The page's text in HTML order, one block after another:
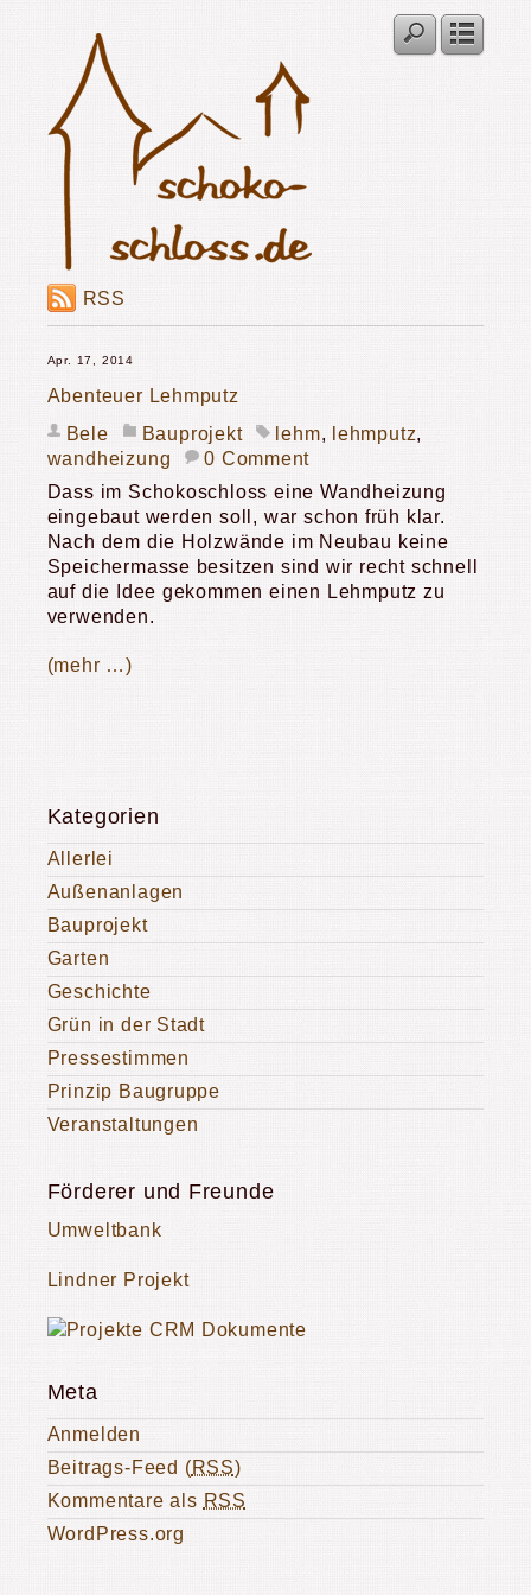
RSS
Apr. 17, 2014
Abenteuer Lehmputz
Bele
Bauprojekt lehm, lehmputz,
wandheizung
0 Comment
Dass im Schokoschloss eine Wandheizung
eingebaut werden soll, war schon früh klar.
Nach dem die Holzwände im Neubau keine
Speichermasse besitzen sind wir recht schnell
auf die Idee gekommen einen Lehmputz zu
verwenden.
(mehr …)
Kategorien
Allerlei
Außenanlagen
Bauprojekt
Garten
Geschichte
Grün in der Stadt
Pressestimmen
Prinzip Baugruppe
Veranstaltungen
Förderer und Freunde
Umweltbank
Lindner Projekt
Meta
Anmelden
Beitrags-Feed (RSS)
Kommentare als RSS
WordPress.org